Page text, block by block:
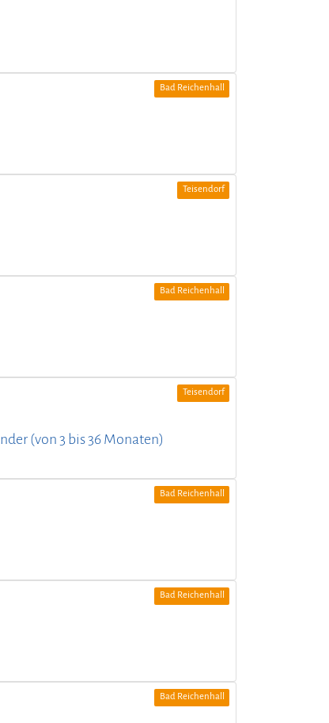
Bad Reichenhall
Teisendorf
Bad Reichenhall
Teisendorf
(von 3 bis 36 Monaten)
Bad Reichenhall
Bad Reichenhall
Bad Reichenhall